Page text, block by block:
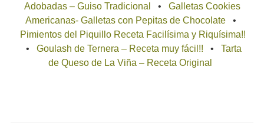
Adobadas – Guiso Tradicional
Galletas Cookies
Americanas- Galletas con Pepitas de Chocolate
Pimientos del Piquillo Receta Facilísima y Riquísima!!
Goulash de Ternera – Receta muy fácil!!
Tarta
de Queso de La Viña – Receta Original